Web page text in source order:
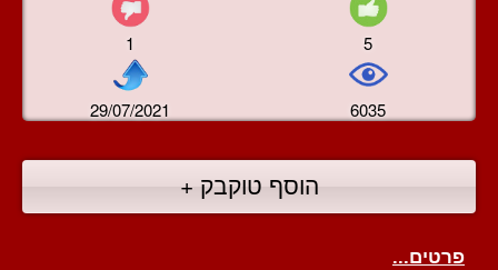
1 5
29/07/2021 6035
הוסף טוקבק +
פרטים...